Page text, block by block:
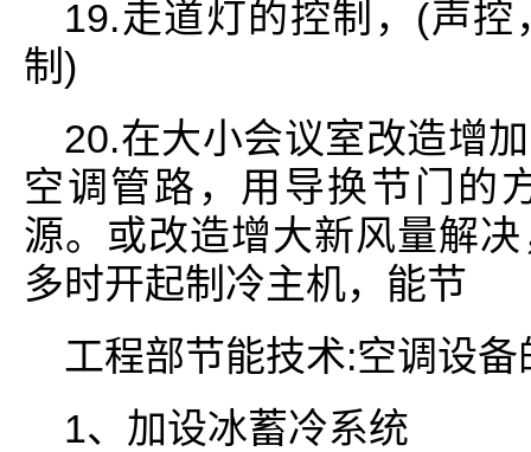
19.走道灯的控制，(声
制)
20.在大小会议室改造增
空调管路，用导换节门的
源。或改造增大新风量解
多时开起制冷主机，能节
工程部节能技术:空调设备
1、加设冰蓄冷系统